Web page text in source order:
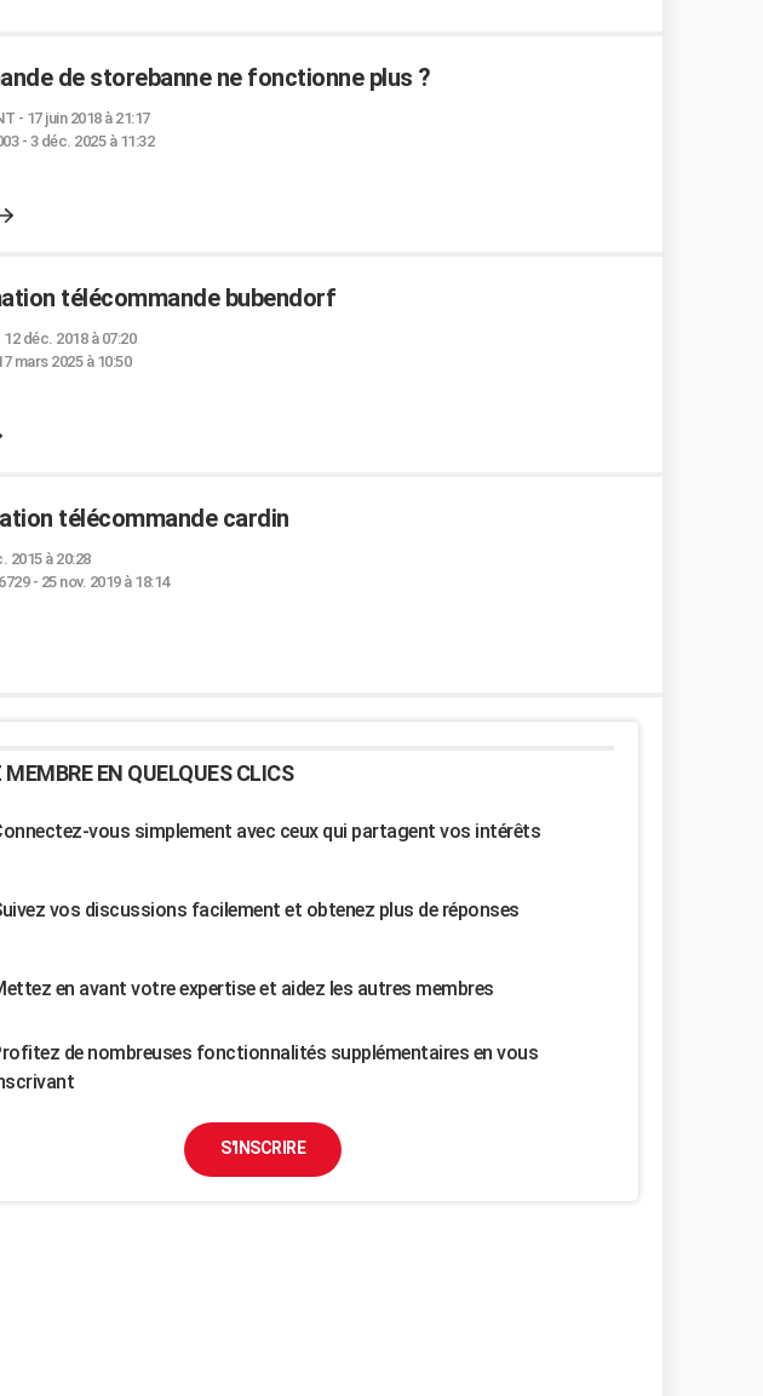
de storebanne ne fonctionne plus ?
- 17 juin 2018 à 21:17
- 3 déc. 2025 à 11:32
télécommande bubendorf
12 déc. 2018 à 07:20
mars 2025 à 10:50
télécommande cardin
2015 à 20:28
- 25 nov. 2019 à 18:14
MEMBRE EN QUELQUES CLICS
vous simplement avec ceux qui partagent vos intérêts
vos discussions facilement et obtenez plus de réponses
en avant votre expertise et aidez les autres membres
de nombreuses fonctionnalités supplémentaires en vous
S'INSCRIRE